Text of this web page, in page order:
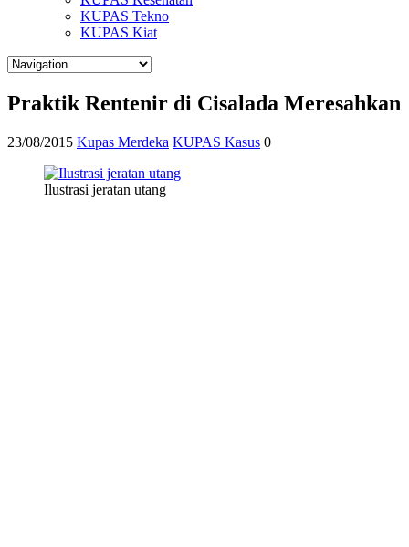
KUPAS Tekno
KUPAS Kiat
Praktik Rentenir di Cisalada Meresahkan
23/08/2015 Kupas Merdeka KUPAS Kasus 0
Ilustrasi jeratan utang